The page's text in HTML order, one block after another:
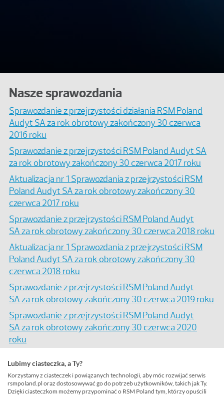
Nasze sprawozdania
Sprawozdanie z przejrzystości działania RSM Poland
Audyt SA za rok obrotowy zakończony 30 czerwca
2016 roku
Sprawozdanie z przejrzystości RSM Poland Audyt SA
za rok obrotowy zakończony 30 czerwca 2017 roku
Aktualizacja nr 1 Sprawozdania z przejrzystości RSM
Poland Audyt SA za rok obrotowy zakończony 30
czerwca 2017 roku
Sprawozdanie z przejrzystości RSM Poland Audyt
SA za rok obrotowy zakończony 30 czerwca 2018 roku
Aktualizacja nr 1 Sprawozdania z przejrzystości RSM
Poland Audyt SA za rok obrotowy zakończony 30
czerwca 2018 roku
Sprawozdanie z przejrzystości RSM Poland Audyt
SA za rok obrotowy zakończony 30 czerwca 2019 roku
Sprawozdanie z przejrzystości RSM Poland Audyt
SA za rok obrotowy zakończony 30 czerwca 2020
roku
Sp.k. za rok obrotowy zakończony 30 czerwca 2021
roku
Lubimy ciasteczka, a Ty?
Korzystamy z ciasteczek i powiązanych technologii, aby móc rozwijać serwis
rsmpoland.pl oraz dostosowywać go do potrzeb użytkowników, takich jak Ty.
Dzięki ciasteczkom możemy przypominać o RSM Poland tym, którzy opuścili